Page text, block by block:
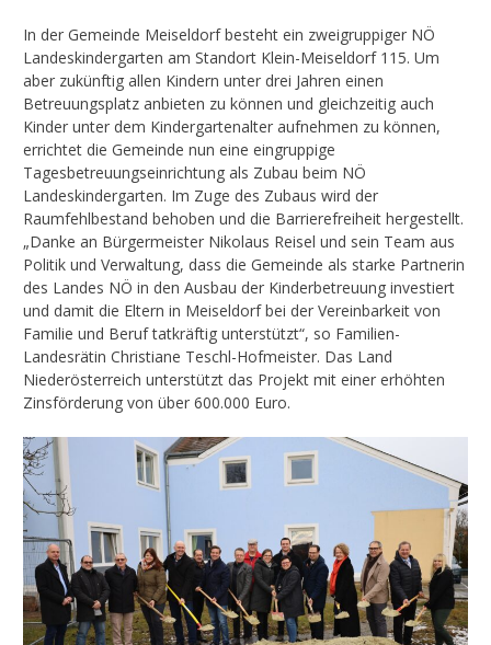
In der Gemeinde Meiseldorf besteht ein zweigruppiger NÖ
Landeskindergarten am Standort Klein-Meiseldorf 115. Um
aber zukünftig allen Kindern unter drei Jahren einen
Betreuungsplatz anbieten zu können und gleichzeitig auch
Kinder unter dem Kindergartenalter aufnehmen zu können,
errichtet die Gemeinde nun eine eingruppige
Tagesbetreuungseinrichtung als Zubau beim NÖ
Landeskindergarten. Im Zuge des Zubaus wird der
Raumfehlbestand behoben und die Barrierefreiheit hergestellt.
„Danke an Bürgermeister Nikolaus Reisel und sein Team aus
Politik und Verwaltung, dass die Gemeinde als starke Partnerin
des Landes NÖ in den Ausbau der Kinderbetreuung investiert
und damit die Eltern in Meiseldorf bei der Vereinbarkeit von
Familie und Beruf tatkräftig unterstützt“, so Familien-
Landesrätin Christiane Teschl-Hofmeister. Das Land
Niederösterreich unterstützt das Projekt mit einer erhöhten
Zinsförderung von über 600.000 Euro.